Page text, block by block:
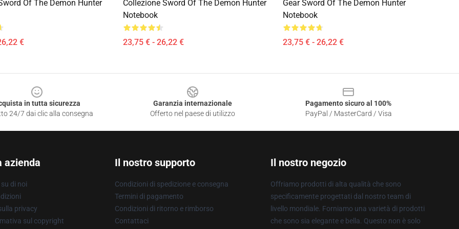
Of The Demon Hunter
€
Collezione Sword Of The Demon Hunter
Notebook
23,75 € - 26,22 €
Gear Sword Of The Demon Hunter
Notebook
23,75 € - 26,22 €
in tutta sicurezza
24/7 dai clic alla consegna
Garanzia internazionale
Offerto nel paese di utilizzo
Pagamento sicuro al 100%
PayPal / MasterCard / Visa
azienda
di noi
privacy
sul copyright
Il nostro supporto
Condizioni di spedizione e consegna
Termini di pagamento
Condizioni di ritorno e rimborso
Contattaci
Il nostro negozio
Offriamo prodotti di alta qualità che sono
specificamente progettati dal nostro team di
livello mondiale. Forniamo una varietà di prodotti
che sono sia elegante e bella. Questo non è solo